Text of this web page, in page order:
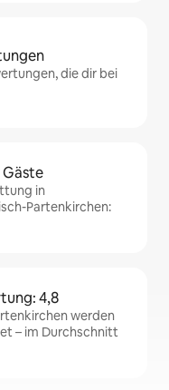
die dir bei
in
Partenkirchen:
4,8
werden
– im Durchschnitt